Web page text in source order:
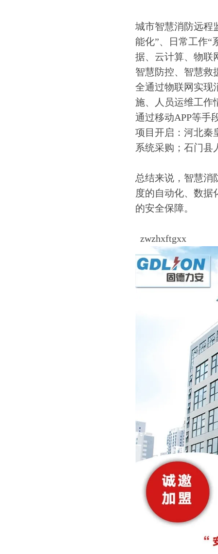
城市智慧消防远程
能化”、日常工作“
据、云计算、物联
智慧防控、智慧救
全通过物联网实现
施、人员运维工作
通过移动APP等手
项目开启：河北秦
系统采购；石门县
总结来说，智慧消
度的自动化、数据
的安全保障。
zwzhxftgxx